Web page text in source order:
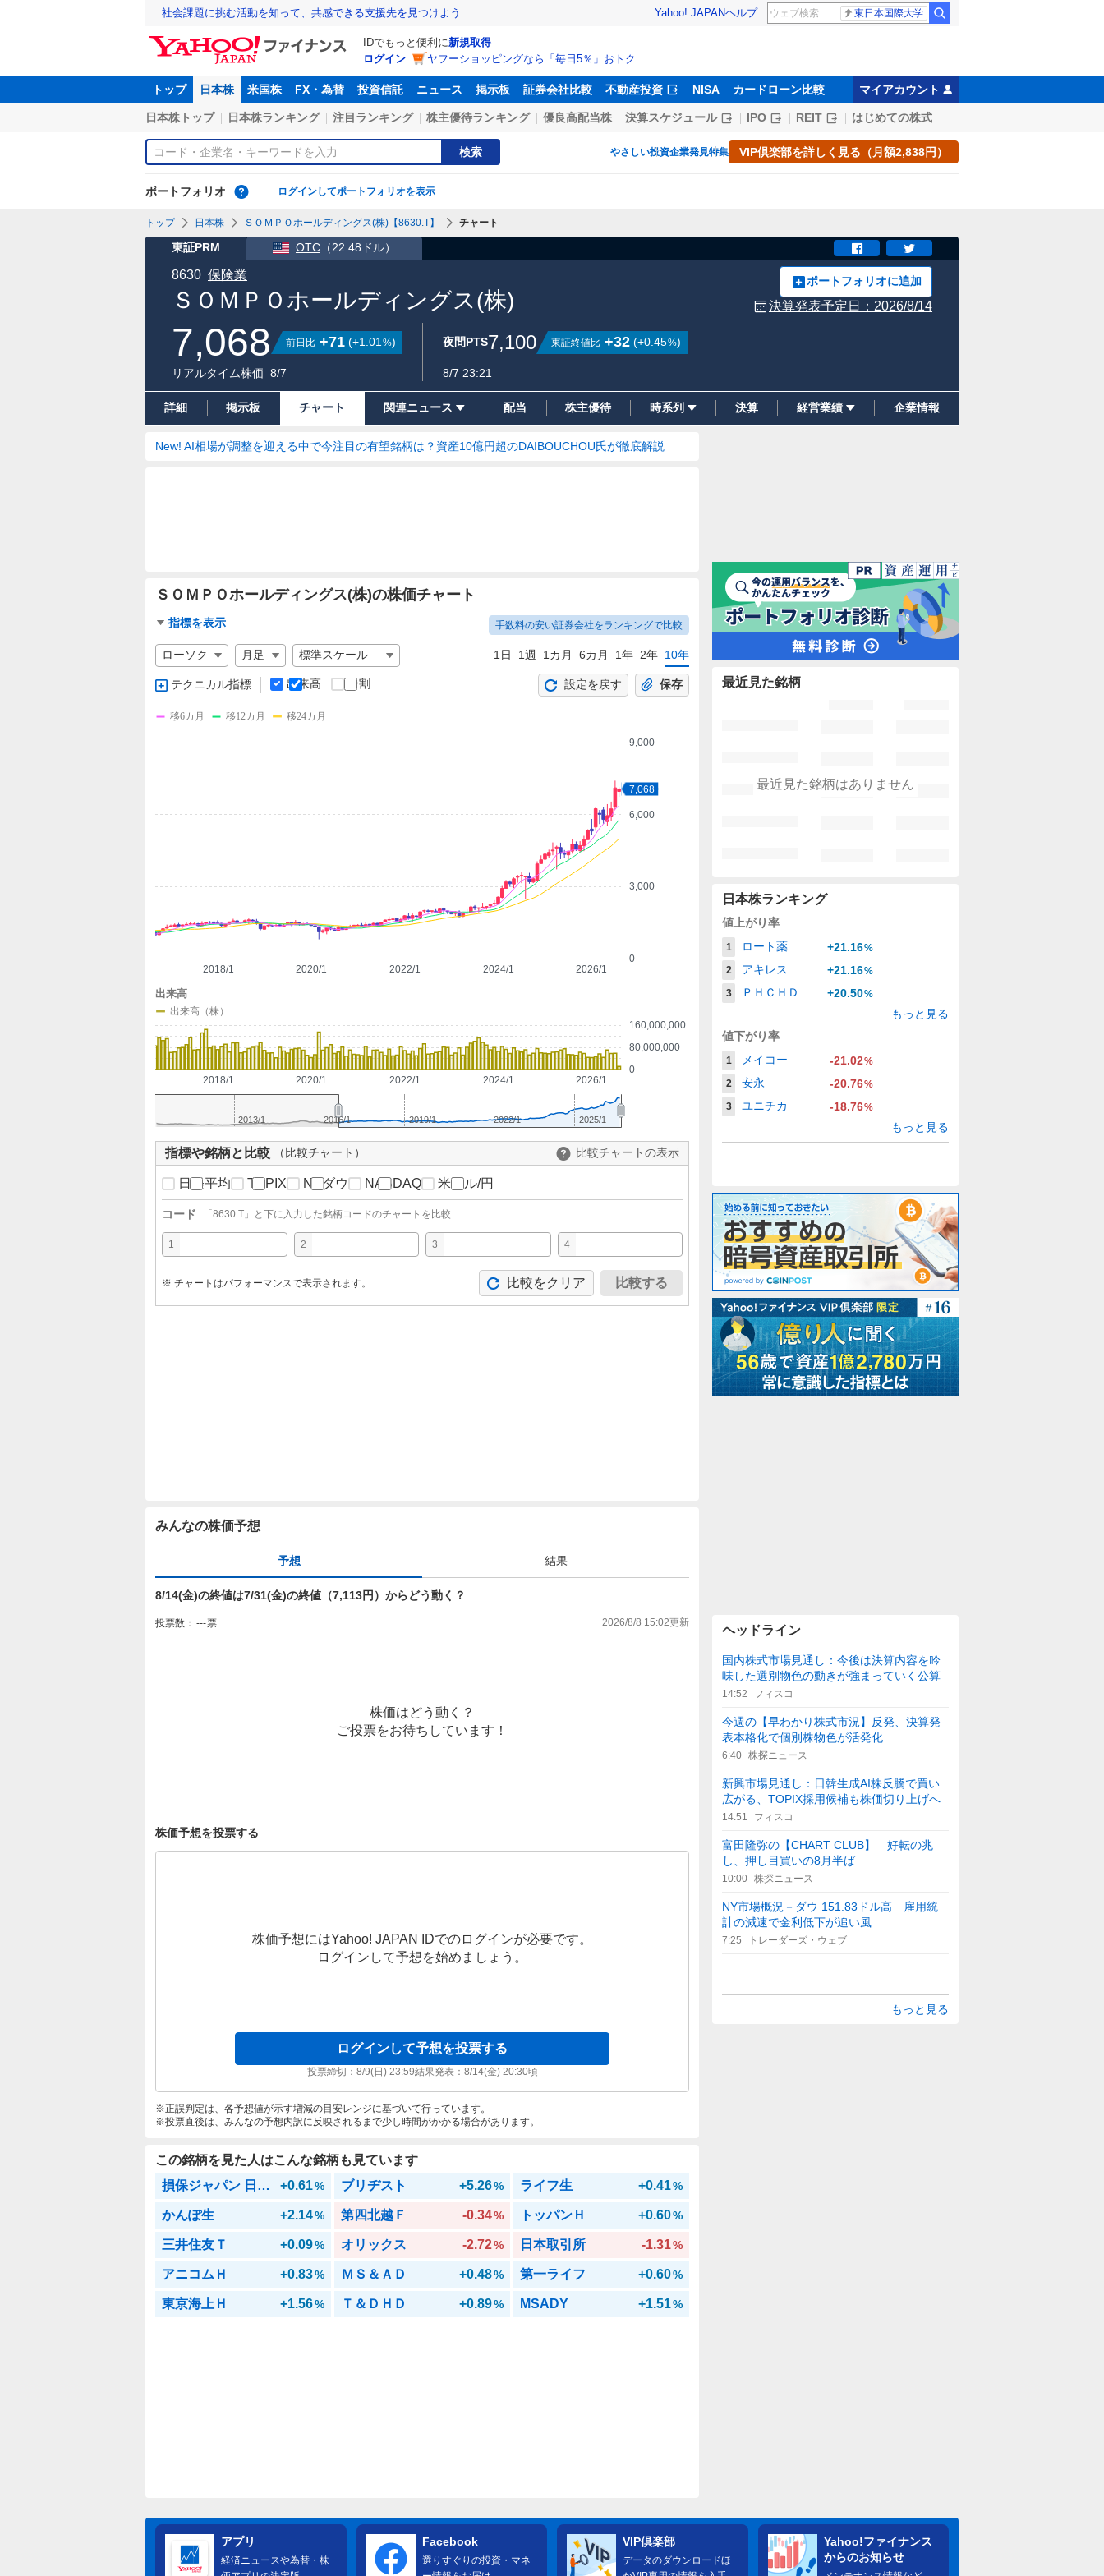
社会課題に挑む活動を知って、共感できる支援先を見つけよう Yahoo! JAPANヘルプ 東日本国際大学
IDでもっと便利に新規取得
ログイン
ヤフーショッピングなら「毎日5％」おトク
トップ 日本株 米国株 FX・為替 投資信託 ニュース 掲示板 証券会社比較 不動産投資 NISA カードローン比較 マイアカウント
日本株トップ 日本株ランキング 注目ランキング 株主優待ランキング 優良高配当株 決算スケジュール IPO REIT はじめての株式
検索 やさしい投資企業発見特集 VIP倶楽部を詳しく見る（月額2,838円）
ポートフォリオ ログインしてポートフォリオを表示
トップ 日本株 ＳＯＭＰＯホールディングス(株)【8630.T】 チャート
東証PRM OTC （22.48ドル）
ＳＯＭＰＯホールディングス(株)
8630 保険業 ポートフォリオに追加
決算発表予定日： 2026/8/14
7,068 前日比 +71 (+1.01%)
リアルタイム株価 8/7
夜間PTS7,100 東証終値比 +32 (+0.45%)
8/7 23:21
詳細 掲示板 チャート 関連ニュース 配当 株主優待 時系列 決算 経営業績 企業情報
New! AI相場が調整を迎える中で今注目の有望銘柄は？資産10億円超のDAIBOUCHOU氏が徹底解説
ＳＯＭＰＯホールディングス(株)の株価チャート
チ
ャ
ー
ト
指
標
手数料の安い証券会社をランキングで比較
指標を表示
チ
ャ
ー
の
定
1日 1週 1カ月 6カ月 1年 2年 10年
テクニカル指標 出来高 分割 設定を戻す 保存
0
3,000
6,000
9,000
2018/1 2022/1 2026/1
2020/1 2024/1
7,068
移6カ月 移12カ月 移24カ月
0
80,000,000
160,000,000
2018/1 2022/1 2026/1
2020/1 2024/1
出来高
出来高（株）
2016/1 2022/1
2013/1 2019/1 2025/1
指標や銘柄と比較 （比較チャート） 比較チャートの表示
日経平均 TOPIX NYダウ NASDAQ 米ドル/円
コード 「 8630.T 」と下に入力した銘柄コードのチャートを比較
1 2 3 4
※ チャートはパフォーマンスで表示されます。 比較をクリア 比較する
みんなの株価予想
予想 結果
8/14(金)の終値は7/31(金)の終値（7,113円）からどう動く？
投票数： ---票 2026/8/8 15:02更新
株価はどう動く？
ご投票をお待ちしています！
株価予想を投票する
株価予想にはYahoo! JAPAN IDでのログインが必要です。
ログインして予想を始めましょう。
ログインして予想を投票する
投票締切： 8/9(日) 23:59結果発表： 8/14(金) 20:30頃
正誤判定は、各予想値が示す増減の目安レンジに基づいて行っています。
投票直後は、みんなの予想内訳に反映されるまで少し時間がかかる場合があります。
この銘柄を見た人はこんな銘柄も見ています
損保ジャパン 日本株オープン(DC年金)
+0.61% ブリヂスト +5.26% ライフ生 +0.41%
かんぽ生 +2.14% 第四北越Ｆ -0.34% トッパンＨ +0.60%
三井住友Ｔ +0.09% オリックス -2.72% 日本取引所 -1.31%
アニコムＨ +0.83% ＭＳ＆ＡＤ +0.48% 第一ライフ +0.60%
東京海上Ｈ +1.56% Ｔ＆ＤＨＤ +0.89% MSADY +1.51%
最近見た銘柄
最近見た銘柄はありません
日本株ランキング
値上がり率
1 ロート薬 +21.16%
2
アキレス +21.16%
3
ＰＨＣＨＤ +20.50%
もっと見る
値下がり率
1 メイコー -21.02%
2
安永 -20.76%
3
ユニチカ -18.76%
もっと見る
ヘッドライン
国内株式市場見通し：今後は決算内容を吟
味した選別物色の動きが強まっていく公算
14:52 フィスコ
今週の【早わかり株式市況】反発、決算発
表本格化で個別株物色が活発化
6:40 株探ニュース
新興市場見通し：日韓生成AI株反騰で買い
広がる、TOPIX採用候補も株価切り上げへ
14:51 フィスコ
富田隆弥の【CHART CLUB】 好転の兆
し、押し目買いの8月半ば
10:00 株探ニュース
NY市場概況－ダウ 151.83ドル高 雇用統
計の減速で金利低下が追い風
7:25 トレーダーズ・ウェブ
もっと見る
アプリ
経済ニュースや為替・株
Facebook
選りすぐりの投資・マネ
VIP倶楽部
データのダウンロードほ
Yahoo!ファイナンス
からのお知らせ